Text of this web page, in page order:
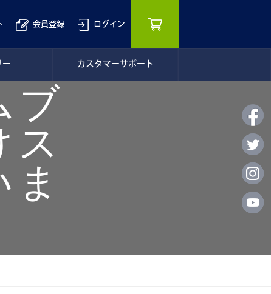
会員登録 ログイン
ー カスタマーサポート
ブ
ス